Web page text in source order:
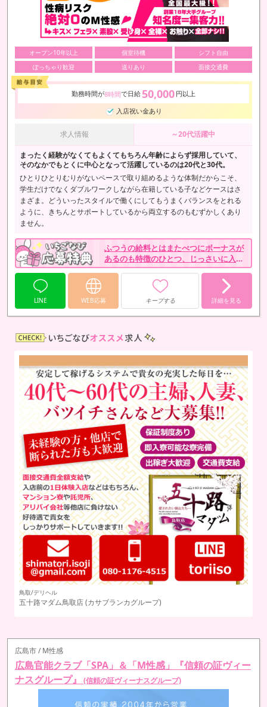
オープン10年以上 個室待機
シフト自由
ぽっちゃり歓迎
送りあり 面接交通費
勤務時間が8時間で日給 50,000 円以上
入店祝い金あり
求人情報 ～20代活躍中
まったく経験がなくてもよくてもちろん年齢によらず採用していて、
そのなかでもとくに中心となって活躍しているのは20代と30代。
ひとりひとりむりがないペースで取り組めるような体制だからこそ、
学生だけでなくダブルワークしながら在籍している子などケースはさ
まざま。どういったスタイルで働くにしてもうまくバランスをとれる
ように、きちんとサポートしているから両立するのもむずかしくあり
ません。
ふつうの給料とはまたべつにボーナスが
あるのも特徴のひとつ、じっさいに入店
した子を対象に祝い金をきっちり支給し
LINE WEB応募 キープする 詳細を見る
鳥取/デリヘル
五十路マダム鳥取店(カサブランカグループ)
広島市 / M性感
広島官能クラブ「SPA」＆「M性感」『信頼の証ヴィー
ナスグループ』
(信頼の証ヴィーナスグループ)